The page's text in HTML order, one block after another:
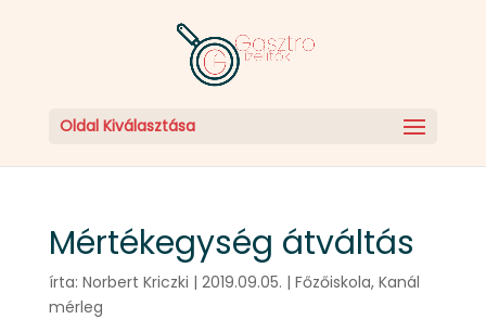
Oldal Kiválasztása
Mértékegység átváltás
írta: Norbert Kriczki | 2019.09.05. | Főzőiskola, Kanál
mérleg